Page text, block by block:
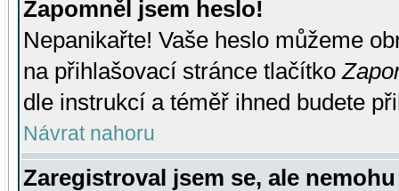
Zapomněl jsem heslo!
Nepanikařte! Vaše heslo můžeme
na přihlašovací stránce tlačítko
dle instrukcí a téměř ihned budete
Návrat nahoru
Zaregistroval jsem se, ale